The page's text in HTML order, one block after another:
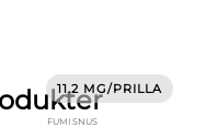
11.2 MG/PRILLA
FUMI SNUS